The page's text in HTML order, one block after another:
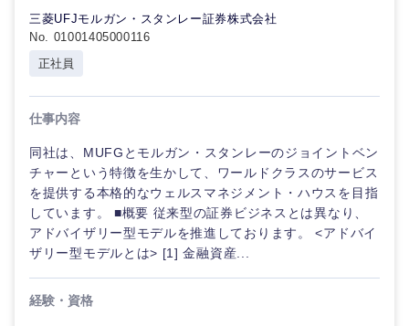
三菱UFJモルガン・スタンレー証券株式会社
No. 01001405000116
正社員
仕事内容
同社は、MUFGとモルガン・スタンレーのジョイントベン
チャーという特徴を生かして、ワールドクラスのサービス
を提供する本格的なウェルスマネジメント・ハウスを目指
しています。 ■概要 従来型の証券ビジネスとは異なり、
アドバイザリー型モデルを推進しております。 <アドバイ
ザリー型モデルとは> [1] 金融資産...
経験・資格